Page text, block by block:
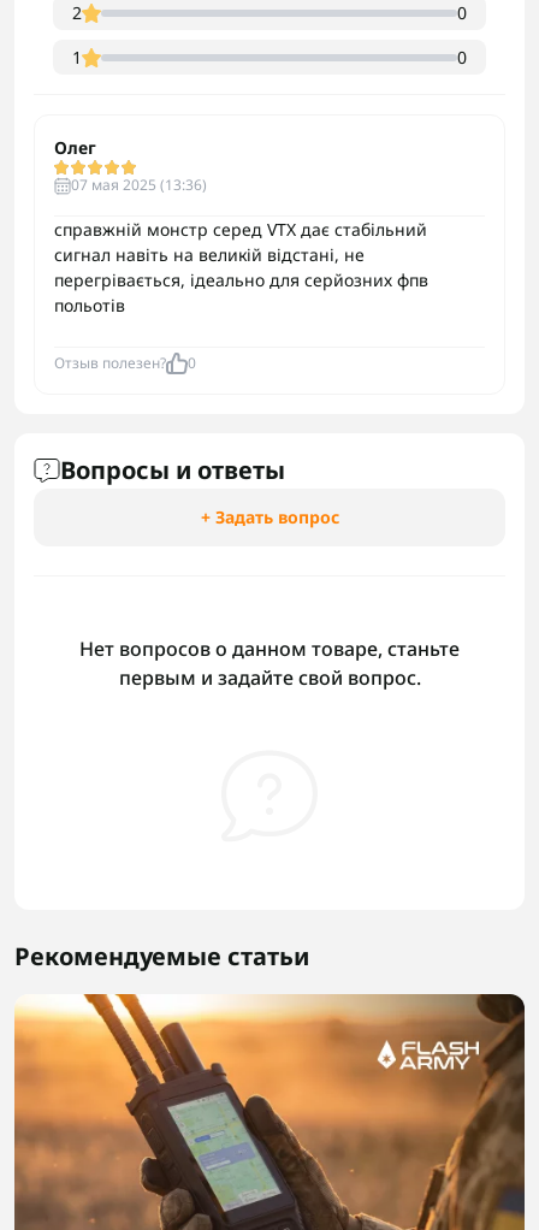
2
0
1
0
Олег
07 мая 2025 (13:36)
справжній монстр серед VTX дає стабільний
сигнал навіть на великій відстані, не
перегрівається, ідеально для серйозних фпв
польотів
Отзыв полезен? 0
Вопросы и ответы
+ Задать вопрос
Нет вопросов о данном товаре, станьте
первым и задайте свой вопрос.
Рекомендуемые статьи